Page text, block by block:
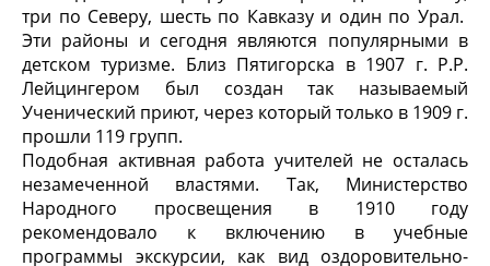
три по Северу, шесть по Кавказу и один по Урал.
Эти районы и сегодня являются популярными в
детском туризме. Близ Пятигорска в 1907 г. P.P.
Лейцингером был создан так называемый
Ученический приют, через который только в 1909 г.
прошли 119 групп.
Подобная активная работа учителей не осталась
незамеченной властями. Так, Министерство
Народного просвещения в 1910 году
рекомендовало к включению в учебные
программы экскурсии, как вид оздоровительно-